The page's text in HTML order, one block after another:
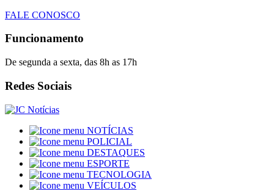
FALE CONOSCO
Funcionamento
De segunda a sexta, das 8h as 17h
Redes Sociais
NOTÍCIAS
POLICIAL
DESTAQUES
ESPORTE
TECNOLOGIA
VEÍCULOS